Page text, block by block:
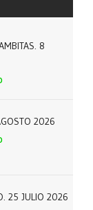
8
2026
25 JULIO 2026